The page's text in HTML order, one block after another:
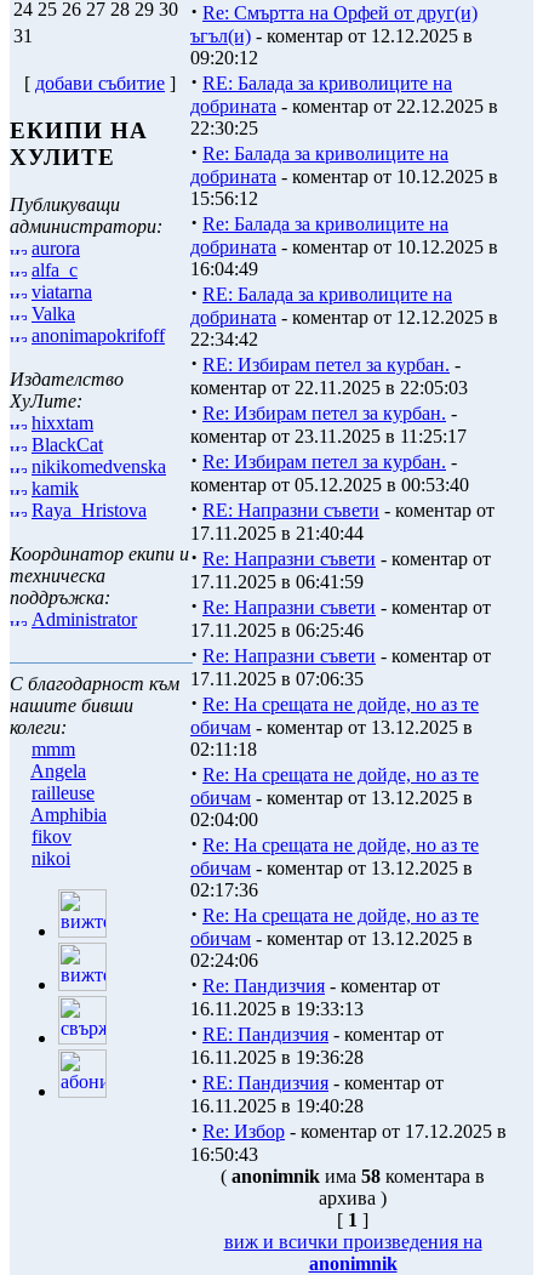
24 25 26 27 28 29 30
31
[ добави събитие ]
ЕКИПИ НА
ХУЛИТЕ
Публикуващи
администратори:
aurora
alfa_c
viatarna
Valka
anonimapokrifoff
Издателство
ХуЛите:
hixxtam
BlackCat
nikikomedvenska
kamik
Raya_Hristova
Координатор екипи и
техническа
поддръжка:
Administrator
С благодарност към
нашите бивши
колеги:
mmm
Angela
railleuse
Amphibia
fikov
nikoi
· Re: Смъртта на Орфей от друг(и)
ъгъл(и) - коментар от 12.12.2025 в
09:20:12
· RE: Балада за криволиците на
добрината - коментар от 22.12.2025 в
22:30:25
· Re: Балада за криволиците на
добрината - коментар от 10.12.2025 в
15:56:12
· Re: Балада за криволиците на
добрината - коментар от 10.12.2025 в
16:04:49
· RE: Балада за криволиците на
добрината - коментар от 12.12.2025 в
22:34:42
· RE: Избирам петел за курбан. -
коментар от 22.11.2025 в 22:05:03
· Re: Избирам петел за курбан. -
коментар от 23.11.2025 в 11:25:17
· Re: Избирам петел за курбан. -
коментар от 05.12.2025 в 00:53:40
· RE: Напразни съвети - коментар от
17.11.2025 в 21:40:44
· Re: Напразни съвети - коментар от
17.11.2025 в 06:41:59
· Re: Напразни съвети - коментар от
17.11.2025 в 06:25:46
· Re: Напразни съвети - коментар от
17.11.2025 в 07:06:35
· Re: На срещата не дойде, но аз те
обичам - коментар от 13.12.2025 в
02:11:18
· Re: На срещата не дойде, но аз те
обичам - коментар от 13.12.2025 в
02:04:00
· Re: На срещата не дойде, но аз те
обичам - коментар от 13.12.2025 в
02:17:36
· Re: На срещата не дойде, но аз те
обичам - коментар от 13.12.2025 в
02:24:06
· Re: Пандизчия - коментар от
16.11.2025 в 19:33:13
· RE: Пандизчия - коментар от
16.11.2025 в 19:36:28
· RE: Пандизчия - коментар от
16.11.2025 в 19:40:28
· Re: Избор - коментар от 17.12.2025 в
16:50:43
( anonimnik има 58 коментара в
архива )
[ 1 ]
виж и всички произведения на
anonimnik